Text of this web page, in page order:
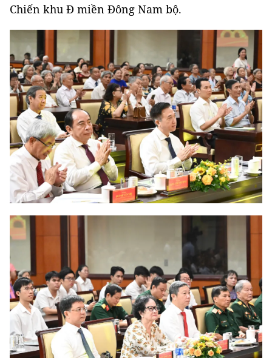
Chiến khu Đ miền Đông Nam bộ.